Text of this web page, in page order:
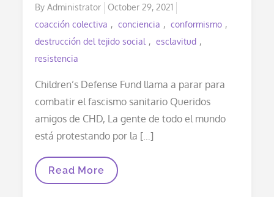
Plandemia
ByAdministrator
Posted
October 29, 2021
coacción colectiva
conciencia
conformismo
destrucción del tejido social
esclavitud
resistencia
Children’s Defense Fund llama a parar para
combatir el fascismo sanitario Queridos
amigos de CHD, La gente de todo el mundo
está protestando por la […]
Paros
Read More